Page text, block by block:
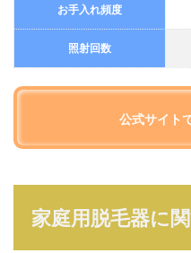
お手入れ頻度
照射回数
公式サイト
家庭用脱毛器に